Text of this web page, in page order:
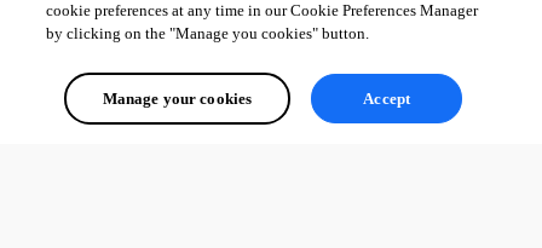
cookie preferences at any time in our Cookie Preferences Manager
by clicking on the "Manage you cookies" button.
Manage your cookies Accept